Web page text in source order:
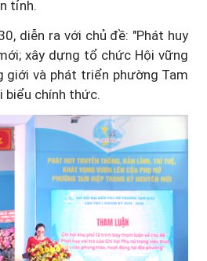
tỉnh.
diễn ra với chủ đề: "Phát huy
xây dựng tổ chức Hội vững
giới và phát triển phường Tam
biểu chính thức.